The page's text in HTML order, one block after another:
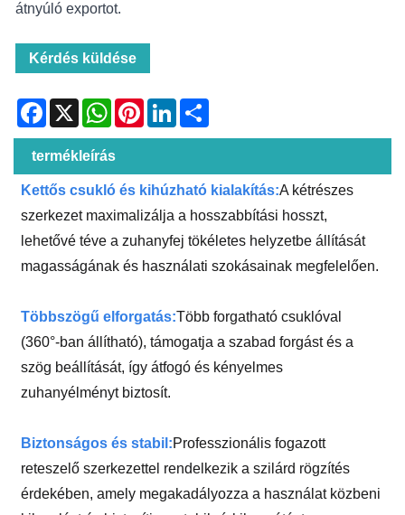
átnyúló exportot.
Kérdés küldése
Facebook
X WhatsAppPinterestLinkedIn
termékleírás
Kettős csukló és kihúzható kialakítás:A kétrészes
szerkezet maximalizálja a hosszabbítási hosszt,
lehetővé téve a zuhanyfej tökéletes helyzetbe állítását
magasságának és használati szokásainak megfelelően.
Többszögű elforgatás:Több forgatható csuklóval
(360°-ban állítható), támogatja a szabad forgást és a
szög beállítását, így átfogó és kényelmes
zuhanyélményt biztosít.
Biztonságos és stabil:Professzionális fogazott
reteszelő szerkezettel rendelkezik a szilárd rögzítés
érdekében, amely megakadályozza a használat közbeni